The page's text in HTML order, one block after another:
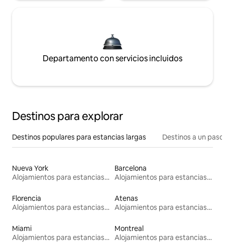
Departamento con servicios incluidos
Destinos para explorar
Destinos populares para estancias largas Destinos a un
Nueva York
Alojamientos para estancias largas
Barcelona
Alojamientos para estancias largas
Florencia
Alojamientos para estancias largas
Atenas
Alojamientos para estancias largas
Miami
Alojamientos para estancias largas
Montreal
Alojamientos para estancias largas